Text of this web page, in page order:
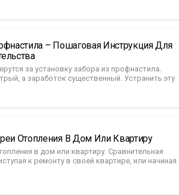
– Пошаговая Инструкция Для
за установку забора из профнастила.
а заработок существенный. Устранить эту
Отопления В Дом Или Квартиру
в дом или квартиру. Сравнительная
к ремонту в своей квартире, или начиная